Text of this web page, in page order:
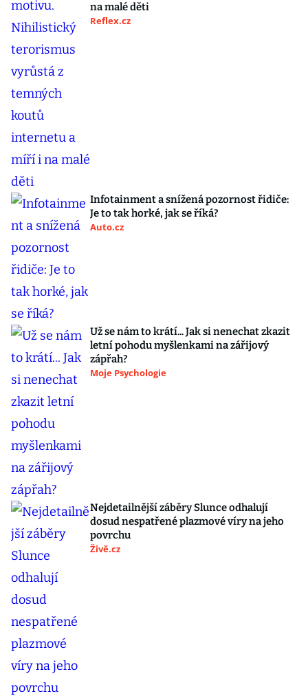
na malé děti
Reflex.cz
Infotainment a snížená pozornost řidiče:
Je to tak horké, jak se říká?
Auto.cz
Už se nám to krátí... Jak si nenechat zkazit
letní pohodu myšlenkami na zářijový
zápřah?
Moje Psychologie
Nejdetailnější záběry Slunce odhalují
dosud nespatřené plazmové víry na jeho
povrchu
Živě.cz